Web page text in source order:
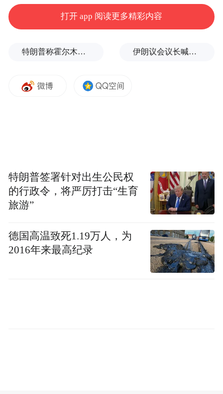
通过“书记项目”，由书记、党员带头，紧紧
围绕“产业兴旺、生态宜居、乡风文明、治理
有效、生活富裕”积极探索生态产业发展模
巨网村组织村“两委”成员多地走访，先后到
过安徽枞阳、舒城等地进行实地考察，学习
打开 app 阅读更多精彩内容
特朗普称霍尔木兹海峡协议尚未达成，正参与相关谈判 伊朗议会议长喊话：别再作秀了！
特朗普签署针对出生公民权
的行政令，将严厉打击“生育
旅游”
德国高温致死1.19万人，为
2016年来最高纪录